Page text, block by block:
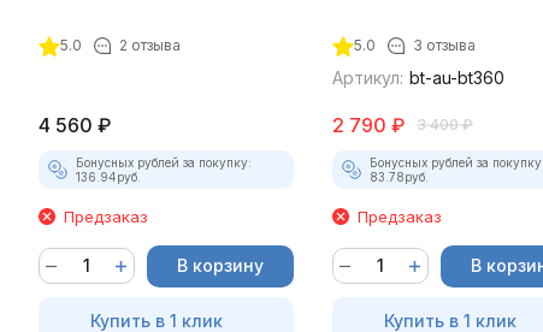
5.0 2 отзыва
4 560 ₽
Бонусных рублей за покупку:
136.94руб.
Предзаказ
В корзину
Купить в 1 клик
5.0 3 отзыва
Артикул: bt-au-bt360
2 790 ₽ 3 400 ₽
Бонусных рублей за покупку:
83.78руб.
Предзаказ
В
Купить в 1 клик